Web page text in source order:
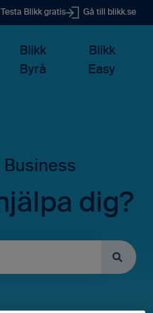
Testa Blikk gratis Gå till blikk.se
Blikk
Byrå
Blikk
Easy
dig?